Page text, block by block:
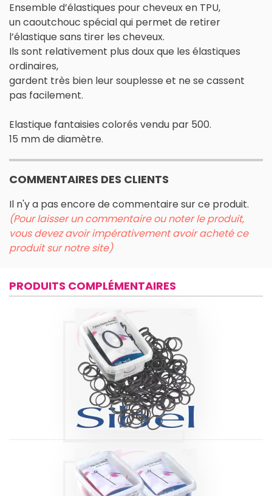
Ensemble d’élastiques pour cheveux en TPU,
un caoutchouc spécial qui permet de retirer
l’élastique sans tirer les cheveux.
Ils sont relativement plus doux que les élastiques
ordinaires,
gardent très bien leur souplesse et ne se cassent
pas facilement.
Elastique fantaisies colorés vendu par 500.
15 mm de diamètre.
COMMENTAIRES DES CLIENTS
Il n'y a pas encore de commentaire sur ce produit.
(Pour laisser un commentaire ou noter le produit,
vous devez avoir impérativement avoir acheté ce
produit sur notre site)
PRODUITS COMPLÉMENTAIRES
ELASTIQUES
FANTAISIES NOIR
15MM SIBEL
Produits
PICS À ROULEAUX
PLASTIQUE